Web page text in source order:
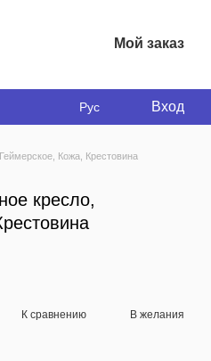
Мой заказ
Рус Вход
Кожа, Крестовина
кресло,
К сравнению В желания